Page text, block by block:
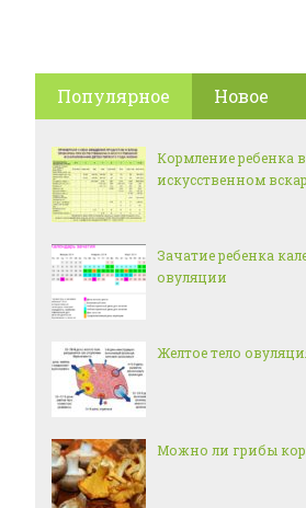
Популярное Новое
Кормление ребенка
искусственном
Зачатие ребенка
овуляции
Желтое тело
Можно ли грибы